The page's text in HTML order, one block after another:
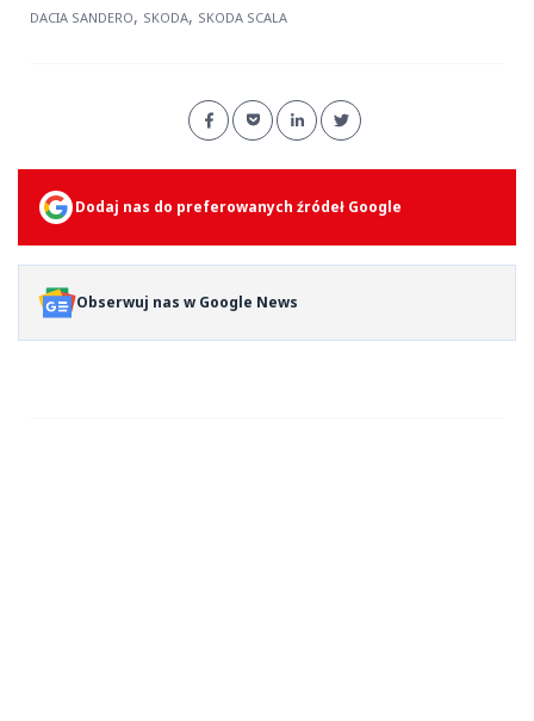
DACIA SANDERO, SKODA, SKODA SCALA
Dodaj nas do preferowanych źródeł Google
Obserwuj nas w Google News